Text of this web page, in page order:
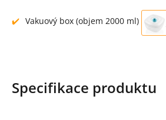
Vakuový box (objem 2000 ml)
Specifikace produktu